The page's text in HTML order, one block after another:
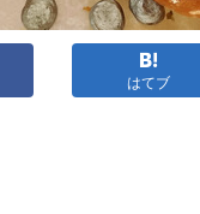
はてブ